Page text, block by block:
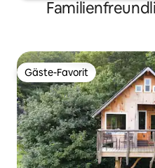
Gäste-Favorit
Gäste-Favorit